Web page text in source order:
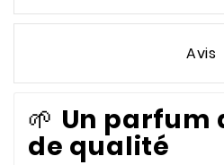
Avis
🌱 Un parfum
de qualité